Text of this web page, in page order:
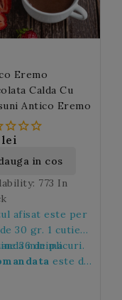
Antico Eremo
un zambet, va va
intr-o zi
de bine.
Eremo
Calda Cu
Antico Eremo
lei
in cos
773 In
afisat este per
30 gr. 1 cutie
36 de plicuri.
minima
este de